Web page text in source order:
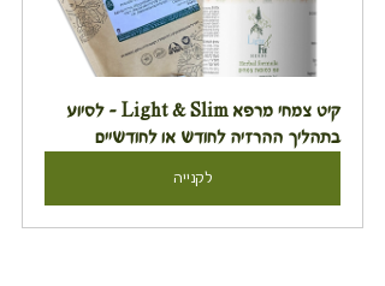
קיט צמחי מרפא Light & Slim - לסיוע
בתהליך ההרזיה לחודש או לחודשיים
לקנייה